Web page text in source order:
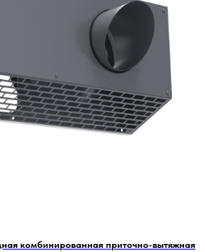
комбинированная приточно-вытяжная